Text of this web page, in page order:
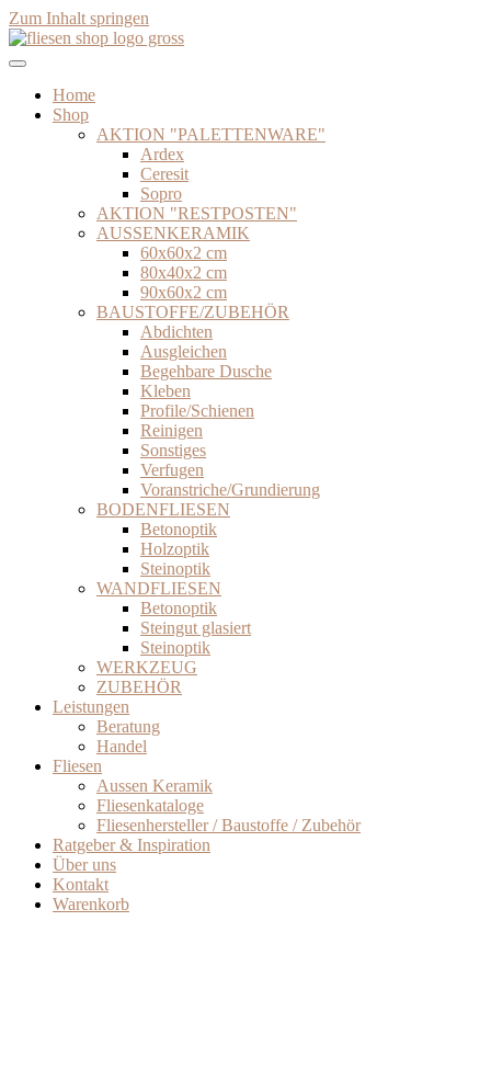
Zum Inhalt springen
Home
Shop
AKTION "PALETTENWARE"
Ardex
Ceresit
Sopro
AKTION "RESTPOSTEN"
AUSSENKERAMIK
60x60x2 cm
80x40x2 cm
90x60x2 cm
BAUSTOFFE/ZUBEHÖR
Abdichten
Ausgleichen
Begehbare Dusche
Kleben
Profile/Schienen
Reinigen
Sonstiges
Verfugen
Voranstriche/Grundierung
BODENFLIESEN
Betonoptik
Holzoptik
Steinoptik
WANDFLIESEN
Betonoptik
Steingut glasiert
Steinoptik
WERKZEUG
ZUBEHÖR
Leistungen
Beratung
Handel
Fliesen
Aussen Keramik
Fliesenkataloge
Fliesenhersteller / Baustoffe / Zubehör
Ratgeber & Inspiration
Über uns
Kontakt
Warenkorb